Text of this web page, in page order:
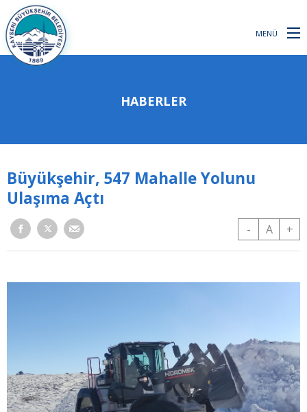
MENÜ
HABERLER
Büyükşehir, 547 Mahalle Yolunu
Ulaşıma Açtı
- A +